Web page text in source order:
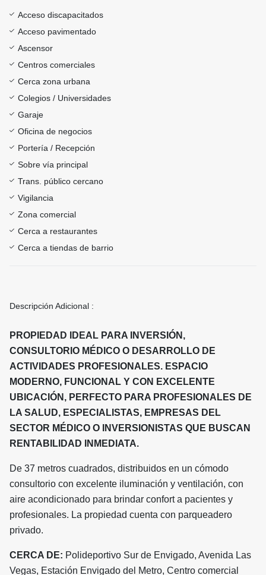
Acceso discapacitados
Acceso pavimentado
Ascensor
Centros comerciales
Cerca zona urbana
Colegios / Universidades
Garaje
Oficina de negocios
Portería / Recepción
Sobre vía principal
Trans. público cercano
Vigilancia
Zona comercial
Cerca a restaurantes
Cerca a tiendas de barrio
Descripción Adicional :
PROPIEDAD IDEAL PARA INVERSIÓN,
CONSULTORIO MÉDICO O DESARROLLO DE
ACTIVIDADES PROFESIONALES. ESPACIO
MODERNO, FUNCIONAL Y CON EXCELENTE
UBICACIÓN, PERFECTO PARA PROFESIONALES DE
LA SALUD, ESPECIALISTAS, EMPRESAS DEL
SECTOR MÉDICO O INVERSIONISTAS QUE BUSCAN
RENTABILIDAD INMEDIATA.
De 37 metros cuadrados, distribuidos en un cómodo
consultorio con excelente iluminación y ventilación, con
aire acondicionado para brindar confort a pacientes y
profesionales. La propiedad cuenta con parqueadero
privado.
CERCA DE: Polideportivo Sur de Envigado, Avenida Las
Vegas, Estación Envigado del Metro, Centro comercial